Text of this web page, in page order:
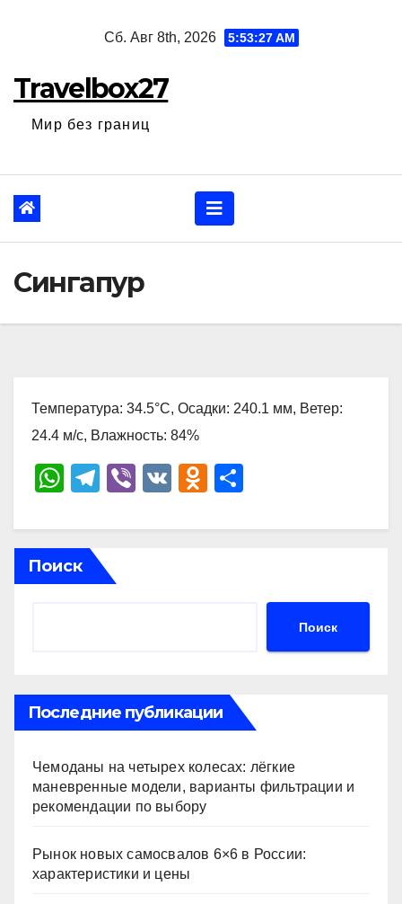
Сб. Авг 8th, 2026 5:53:28 AM
Travelbox27
Мир без границ
Сингапур
Температура: 34.5°C, Осадки: 240.1 мм, Ветер:
24.4 м/с, Влажность: 84%
W
at
s
A
T
e
gr
a
Vi
er
V
O
n
ki
р
ть
Поиск
Поиск
Последние публикации
Чемоданы на четырех колесах: лёгкие
маневренные модели, варианты фильтрации и
рекомендации по выбору
Рынок новых самосвалов 6×6 в России:
характеристики и цены